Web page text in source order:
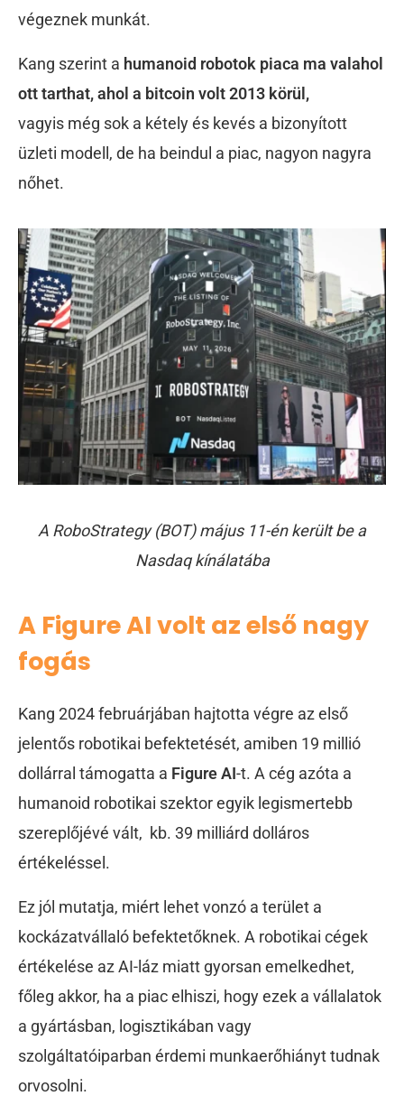
végeznek munkát.
Kang szerint a humanoid robotok piaca ma valahol
ott tarthat, ahol a bitcoin volt 2013 körül,
vagyis még sok a kétely és kevés a bizonyított
üzleti modell, de ha beindul a piac, nagyon nagyra
nőhet.
A RoboStrategy (BOT) május 11-én került be a
Nasdaq kínálatába
A Figure AI volt az első nagy
fogás
Kang 2024 februárjában hajtotta végre az első
jelentős robotikai befektetését, amiben 19 millió
dollárral támogatta a Figure AI-t. A cég azóta a
humanoid robotikai szektor egyik legismertebb
szereplőjévé vált, kb. 39 milliárd dolláros
értékeléssel.
Ez jól mutatja, miért lehet vonzó a terület a
kockázatvállaló befektetőknek. A robotikai cégek
értékelése az AI-láz miatt gyorsan emelkedhet,
főleg akkor, ha a piac elhiszi, hogy ezek a vállalatok
a gyártásban, logisztikában vagy
szolgáltatóiparban érdemi munkaerőhiányt tudnak
orvosolni.